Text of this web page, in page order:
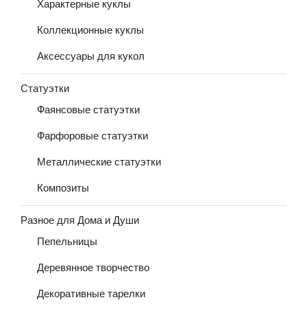
Характерные куклы
Коллекционные куклы
Аксессуары для кукол
Статуэтки
Фаянсовые статуэтки
Фарфоровые статуэтки
Металлические статуэтки
Композиты
Разное для Дома и Души
Пепельницы
Деревянное творчество
Декоративные тарелки